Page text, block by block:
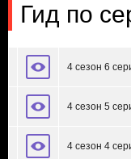
Гид по
4 сезон 6
4 сезон 5
4 сезон 4